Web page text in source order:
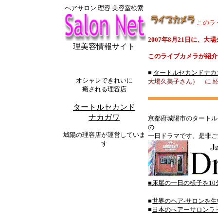
ヘアサロン 理容 美容室検索
理美容情報サイト
オシャレできれいに
癒される理容店
タートルセカンド
ナカガワ
城陽の理容店が運営していま
す
このラ
2007年8月21日に、大
このライブカメラが紹
■ タートルセカンドナカ
大場久美子さん） に
京都府城陽市のタート
の
一日ドラマです。是非
■床屋の一日の様子を
■世界のヘア‐サロンを
■ 日本のへアーサロンラ